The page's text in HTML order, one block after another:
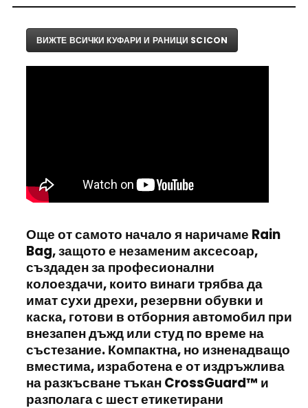
ВИЖТЕ ВСИЧКИ КУФАРИ И РАНИЦИ SCICON
Още от самото начало я наричаме Rain
Bag, защото е незаменим аксесоар,
създаден за професионални
колоездачи, които винаги трябва да
имат сухи дрехи, резервни обувки и
каска, готови в отборния автомобил при
внезапен дъжд или студ по време на
състезание. Компактна, но изненадващо
вместима, изработена е от издръжлива
на разкъсване тъканCrossGuard™ и
разполага с шест етикетирани